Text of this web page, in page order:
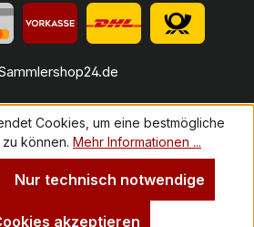
Cookies, um eine bestmögliche
können. Mehr Informationen ...
Nur technisch notwendige
akzeptieren